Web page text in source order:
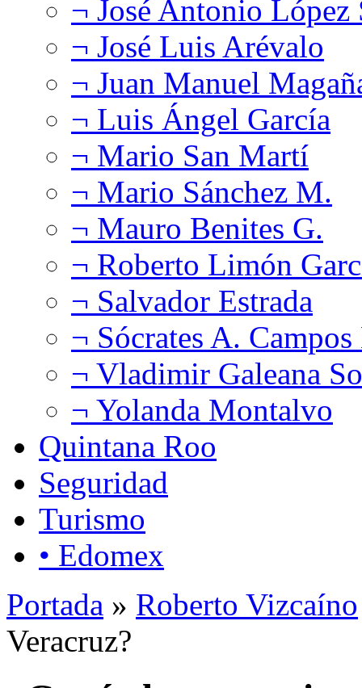
¬ José Antonio López
¬ José Luis Arévalo
¬ Juan Manuel
¬ Luis Ángel García
¬ Mario San Martí
¬ Mario Sánchez M.
¬ Mauro Benites G.
¬ Roberto Limón
¬ Salvador Estrada
¬ Sócrates A.
¬ Vladimir Galeana
¬ Yolanda Montalvo
Quintana Roo
Seguridad
Turismo
• Edomex
Portada » Roberto Vizcaíno
Veracruz?